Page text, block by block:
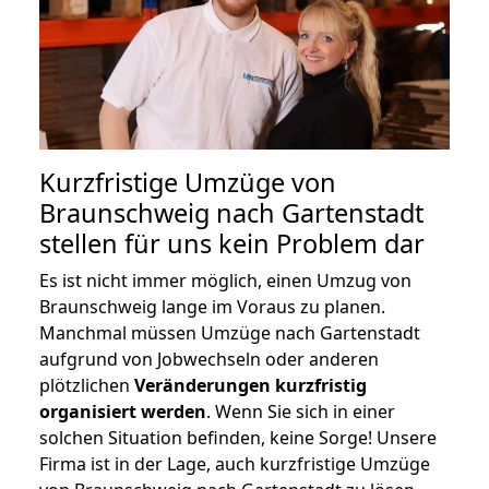
Kurzfristige Umzüge von
Braunschweig nach Gartenstadt
stellen für uns kein Problem dar
Es ist nicht immer möglich, einen Umzug von
Braunschweig lange im Voraus zu planen.
Manchmal müssen Umzüge nach Gartenstadt
aufgrund von Jobwechseln oder anderen
plötzlichen Veränderungen kurzfristig
organisiert werden. Wenn Sie sich in einer
solchen Situation befinden, keine Sorge! Unsere
Firma ist in der Lage, auch kurzfristige Umzüge